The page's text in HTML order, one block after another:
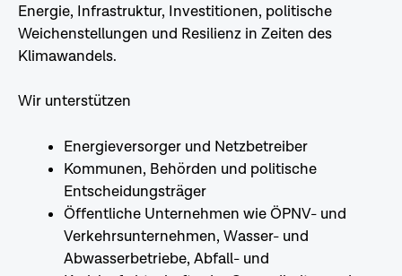
Energie, Infrastruktur, Investitionen, politische
Weichenstellungen und Resilienz in Zeiten des
Klimawandels.
Wir unterstützen
Energieversorger und Netzbetreiber
Kommunen, Behörden und politische
Entscheidungsträger
Öffentliche Unternehmen wie ÖPNV- und
Verkehrsunternehmen, Wasser- und
Abwasserbetriebe, Abfall- und